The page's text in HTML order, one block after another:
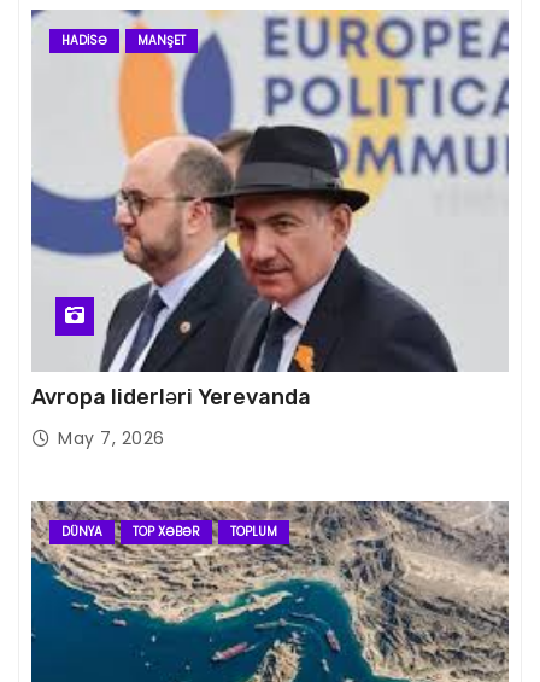
HADISƏ MANŞET
Avropa liderləri Yerevanda
May 7, 2026
DÜNYA TOP XƏBƏR TOPLUM